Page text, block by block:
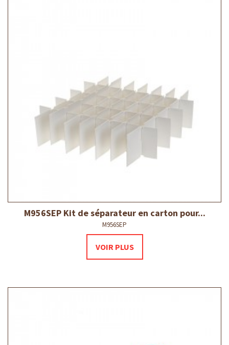
M956SEP Kit de séparateur en carton pour...
M956SEP
VOIR PLUS